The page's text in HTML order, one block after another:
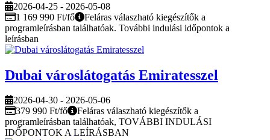
2026-04-25 - 2026-05-08
1 169 990 Ft/fő
Feláras válaszható kiegészítők a
programleírásban találhatóak. További indulási időpontok a
leírásban
Dubai városlátogatás Emiratesszel
2026-04-30 - 2026-05-06
379 990 Ft/fő
Feláras válaszható kiegészítők a
programleírásban találhatóak, TOVÁBBI INDULÁSI
IDŐPONTOK A LEÍRÁSBAN